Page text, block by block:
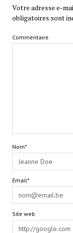
Votre adresse e-
obligatoires sont
Commentaire
Nom*
Email*
Site web